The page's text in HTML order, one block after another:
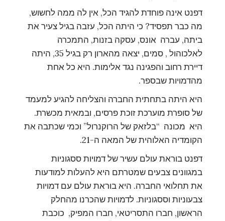
דפנט אינה פוחדת להגיד הכל, אין לה ממה לחשוש,
מה כבר תפסיד? כי היתה הכל, עזבה בגיל צעיר את
ביתה, עברה אונס, עסקה בזנות, התמכרה
לאלכוהול , סמים, יצאה מהארון רק בגיל 35, היתה
דיירת רחוב והפגינה נגד אלימות. היא כל אחת
מהדמויות שבספר.
היא היתה בתחתית החברה והצליחה להגיע למעמד
של סופרת מוערכת זוכת פרסים, ובמאית מכשרת.
היא מכונה “בלזאק של הרוקנרול” וכמי שכתבה את
הקומדיה האלוהית של המאה ה-21.
דפנט בוראת עולם עשיר של דמויות ססגוניות
במגוונים צבעים שמטרתם היא להעלות למודעות
את תחלואי החברה. היא בוראת עולם עם דמויות
צבעוניות וססגוניות. לדמויות שהכרנו מהחלק
הראשון, חברו התסריטאי, חברו המפיק, כוכבת